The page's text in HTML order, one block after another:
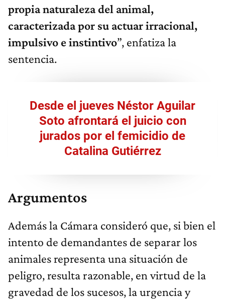
propia naturaleza del animal,
caracterizada por su actuar irracional,
impulsivo e instintivo”, enfatiza la
sentencia.
Desde el jueves Néstor Aguilar
Soto afrontará el juicio con
jurados por el femicidio de
Catalina Gutiérrez
Argumentos
Además la Cámara consideró que, si bien el
intento de demandantes de separar los
animales representa una situación de
peligro, resulta razonable, en virtud de la
gravedad de los sucesos, la urgencia y